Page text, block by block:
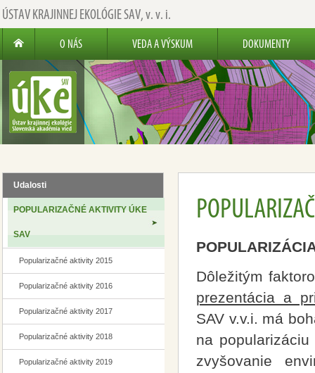
ÚSTAV KRAJINNEJ EKOLÓGIE SAV,v. v. i.
O NÁS VEDA A VÝSKUM DOKUMENTY
Udalosti
POPULARIZAČNÉ AKTIVITY ÚKE
SAV
Popularizačné aktivity 2015
Popularizačné aktivity 2016
Popularizačné aktivity 2017
Popularizačné aktivity 2018
Popularizačné aktivity 2019
Dôležitým
prezentácia a
SAV v.v.i. má
na
zvyšovanie